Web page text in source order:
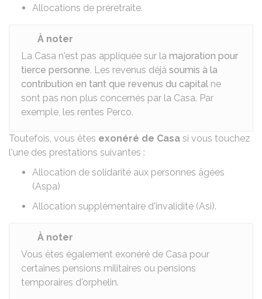
Allocations de préretraite.
À noter
La Casa n'est pas appliquée sur la majoration pour
tierce personne. Les revenus déjà soumis à la
contribution en tant que revenus du capital ne
sont pas non plus concernés par la Casa. Par
exemple, les rentes Perco.
Toutefois, vous êtes exonéré de Casa si vous touchez
l'une des prestations suivantes :
Allocation de solidarité aux personnes âgées
(Aspa)
Allocation supplémentaire d'invalidité (Asi).
À noter
Vous êtes également exonéré de Casa pour
certaines pensions militaires ou pensions
temporaires d'orphelin.